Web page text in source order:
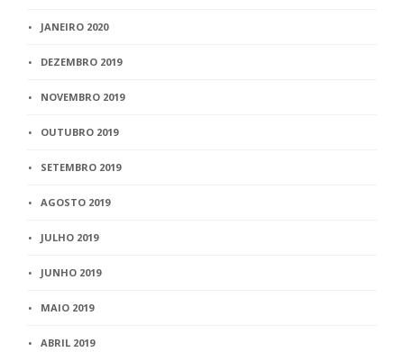
JANEIRO 2020
DEZEMBRO 2019
NOVEMBRO 2019
OUTUBRO 2019
SETEMBRO 2019
AGOSTO 2019
JULHO 2019
JUNHO 2019
MAIO 2019
ABRIL 2019